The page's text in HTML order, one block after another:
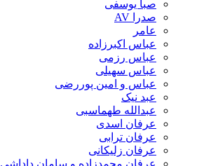
صبا یوسفی
صدرا AV
عامر
عباس اکبرزاده
عباس رزمی
عباس سهیلی
عباس و امین پوررضی
عبد نیک
عبدالله طهماسبی‎
عرفان اسدی
عرفان ترابی
عرفان زلیکانی
عرفان محمدزاده و سامان داداشی